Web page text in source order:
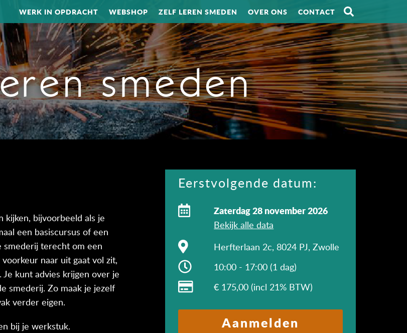
WERK IN OPDRACHT WEBSHOP ZELF LEREN SMEDEN OVER ONS CONTACT
smeden
kijken, bijvoorbeeld als je
een basiscursus of een
smederij terecht om een
naar uit gaat vol zit,
kunt advies krijgen over je
smederij. Zo maak je jezelf
verder eigen.
bij je werkstuk.
Eerstvolgende datum:
zaterdag 28 november 2026
10:00 - 17:00
Bekijk alle data
Herfterlaan 2c, 8024 PJ, Zwolle
10:00 - 17:00 (1 dag)
€ 175,00 (incl 21% BTW)
Aanmelden